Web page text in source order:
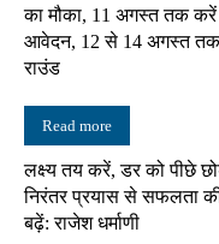
का मौका, 11 अगस्त तक करें
आवेदन, 12 से 14 अगस्त तक
राउंड
Read more
लक्ष्य तय करें, डर को पीछे
निरंतर प्रयास से सफलता
बढ़ें: राजेश धर्माणी